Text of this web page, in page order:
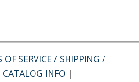
OF SERVICE / SHIPPING /
CATALOG INFO |